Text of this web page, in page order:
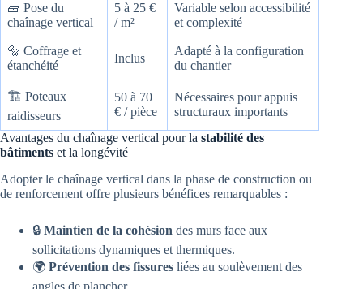
🧱 Pose du
chaînage vertical
5 à 25 €
/ m²
Variable selon accessibilité
et complexité
🔩 Coffrage et
étanchéité
Inclus
Adapté à la configuration
du chantier
🏗️ Poteaux
raidisseurs
50 à 70
€ / pièce
Nécessaires pour appuis
structuraux importants
Avantages du chaînage vertical pour la stabilité des
bâtiments et la longévité
Adopter le chaînage vertical dans la phase de construction ou
de renforcement offre plusieurs bénéfices remarquables :
🔒 Maintien de la cohésion des murs face aux
sollicitations dynamiques et thermiques.
🌍 Prévention des fissures liées au soulèvement des
angles de plancher.